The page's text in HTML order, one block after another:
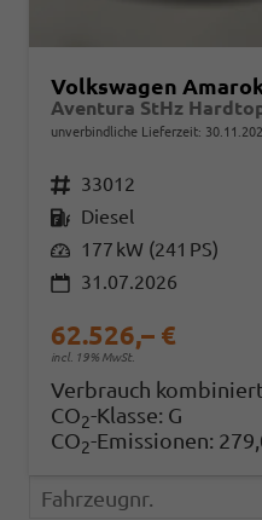
Volkswagen
Aventura StHz
unverbindliche Lieferzeit:
Fahrzeugnr. 33012
Kraftstoff Diesel
Leistung 177 kW (241 PS)
31.07.2026
62.526,– €
incl. 19% MwSt.
Verbrauch
CO2-Klasse: G
CO2-Emissionen:
Fahrzeugnr.